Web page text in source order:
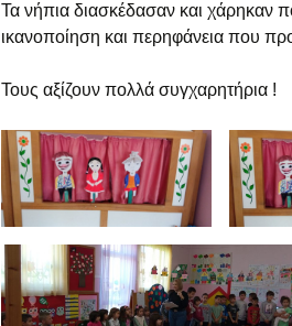
εξ
Τα νήπια διασκέδασαν και χάρηκαν
ικανοποίηση και περηφάνεια που
Τους αξίζουν πολλά συγχαρητήρια !